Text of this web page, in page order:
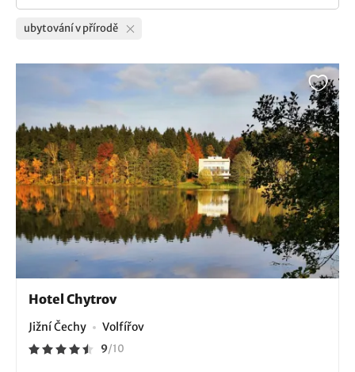
ubytování v přírodě
Hotel Chytrov
Jižní Čechy Volfířov
9/10